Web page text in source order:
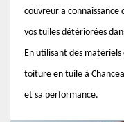
couvreur a
vos tuiles détériorées
En utilisant des
toiture en tuile à
et sa performance.